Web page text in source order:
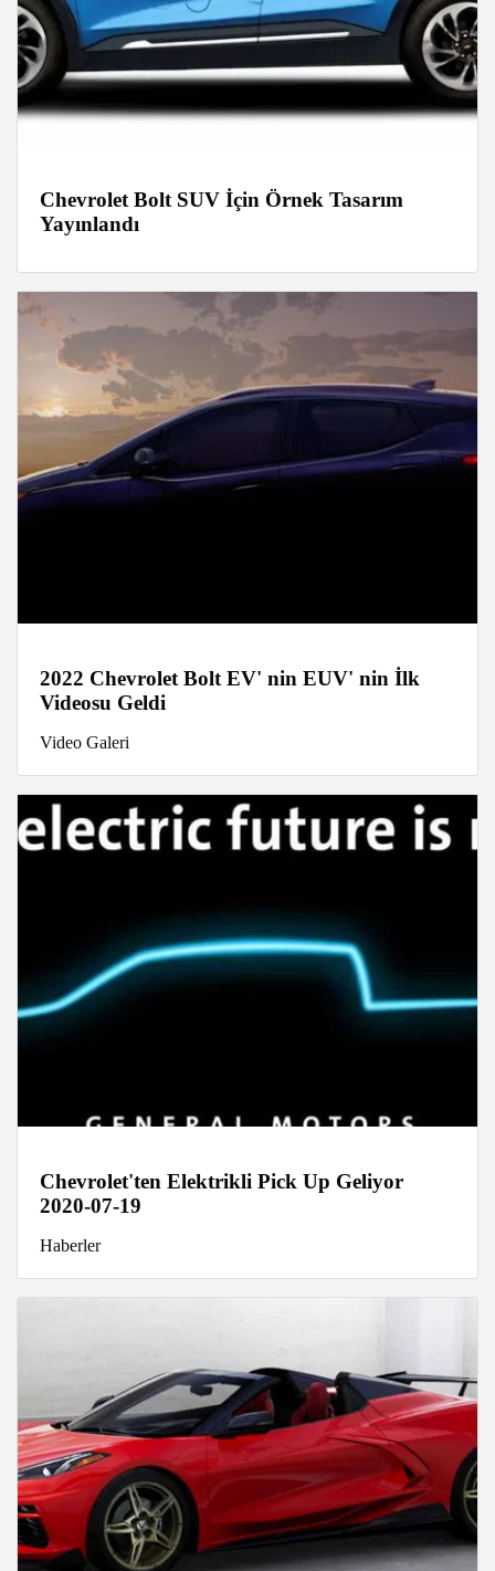
Chevrolet Bolt SUV İçin Örnek Tasarım
Yayınlandı
2022 Chevrolet Bolt EV' nin EUV' nin İlk
Videosu Geldi
Video Galeri
Chevrolet'ten Elektrikli Pick Up Geliyor
2020-07-19
Haberler